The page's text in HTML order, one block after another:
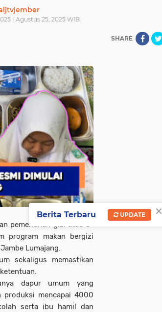
| Agustus 25, 2025 WIB
SHARE
pemenuhan gizi atau S-
program makan bergizi
Lumajang.
sekaligus memastikan
dapur umum yang
produksi mencapai 4000
serta ibu hamil dan
×
Berita Terbaru UPDATE